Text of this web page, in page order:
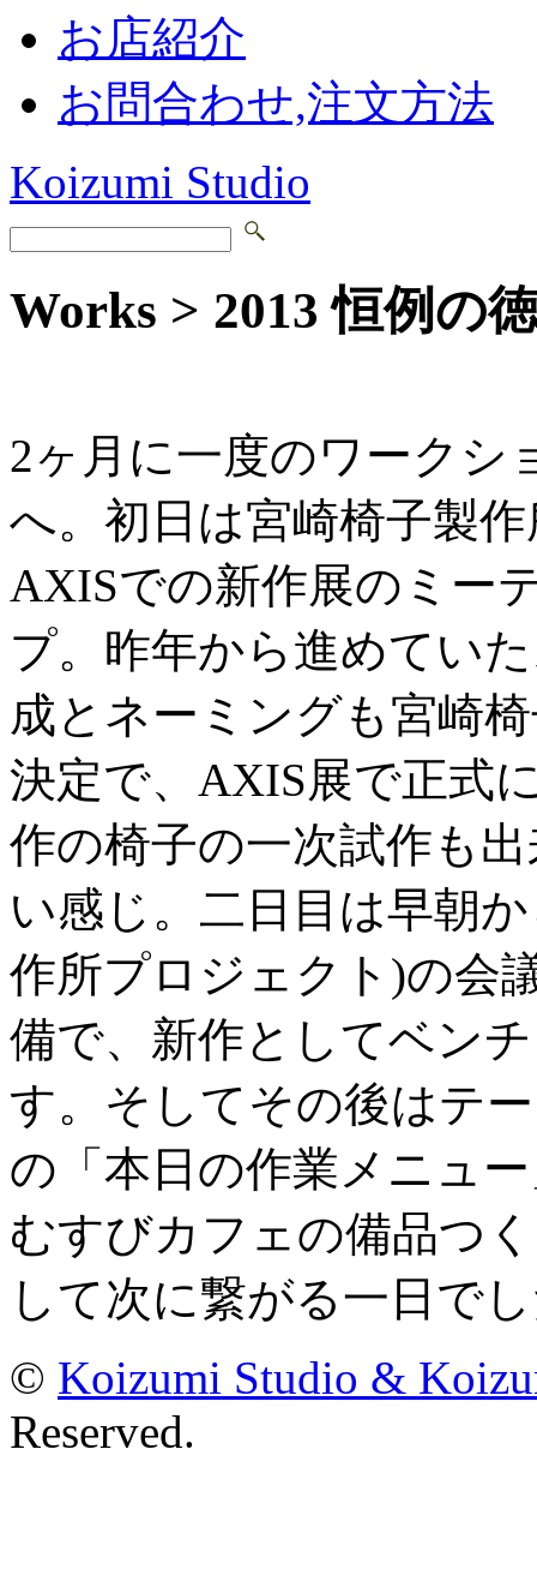
お店紹介
お問合わせ,注文方法
Koizumi Studio
Works > 2013 恒例の
2ヶ月に一度のワークシ
へ。初日は宮崎椅子製
AXISでの新作展のミー
プ。昨年から進めてい
成とネーミングも宮崎
決定で、AXIS展で正式
作の椅子の一次試作も
い感じ。二日目は早朝
作所プロジェクト)の会
備で、新作としてベン
す。そしてその後はテ
の「本日の作業メニュ
むすびカフェの備品つ
して次に繋がる一日で
© Koizumi Studio &
Reserved.